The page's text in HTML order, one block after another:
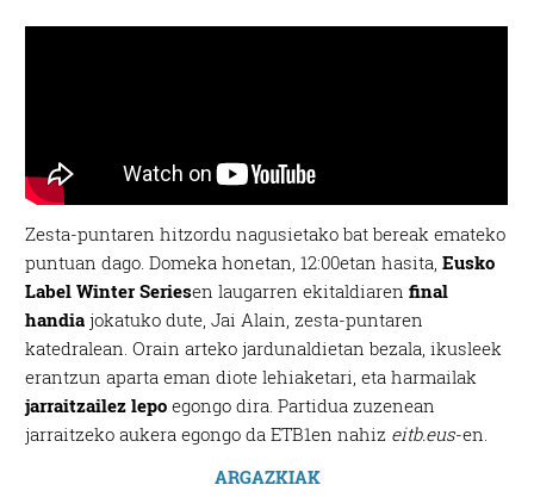
Zesta-puntaren hitzordu nagusietako bat bereak emateko
puntuan dago. Domeka honetan, 12:00etan hasita,Eusko
Label Winter Seriesen laugarren ekitaldiaren final
handia jokatuko dute, Jai Alain, zesta-puntaren
katedralean. Orain arteko jardunaldietan bezala, ikusleek
erantzun aparta eman diote lehiaketari, eta harmailak
jarraitzailez lepo egongo dira. Partidua zuzenean
jarraitzeko aukera egongo da ETB1en nahiz eitb.eus-en.
ARGAZKIAK